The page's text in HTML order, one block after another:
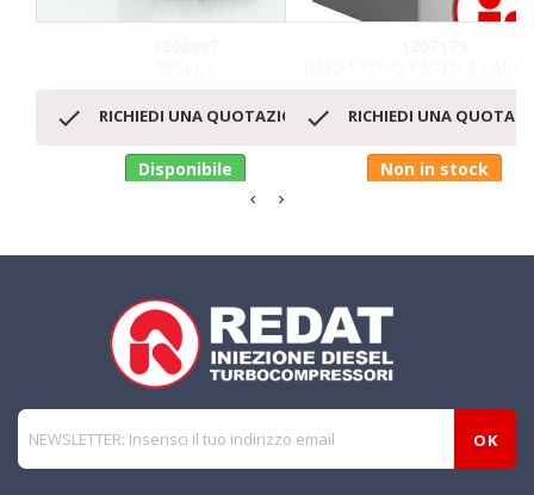
 RICHIEDI UNA QUOTAZIONE
Disponibile
 RICHIEDI UNA
Non in stock